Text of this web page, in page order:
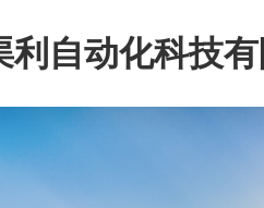
利自动化科技